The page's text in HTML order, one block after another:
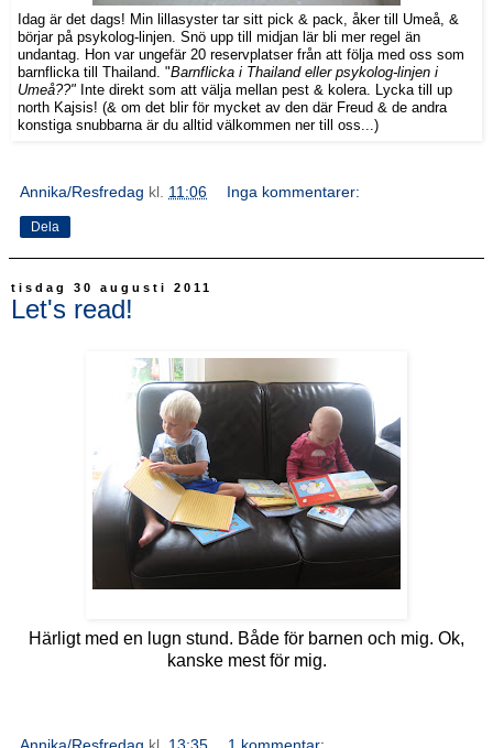
Idag är det dags! Min lillasyster tar sitt pick & pack, åker till Umeå , &
börjar på psykolog-linjen. Snö upp till midjan lär bli mer regel än
undantag. Hon var ungefär 20 reservplatser från att följa med oss som
barnflicka till Thailand. "Barnflicka i Thailand eller psykolog-linjen i
Umeå??" Inte direkt som att välja mellan pest & kolera. Lycka till up
north Kajsis! (& om det blir för mycket av den där Freud & de andra
konstiga snubbarna är du alltid välkommen ner till oss...)
Annika/Resfredag kl. 11:06 Inga kommentarer:
Dela
tisdag 30 augusti 2011
Let's read!
Härligt med en lugn stund. Både för barnen och mig. Ok,
kanske mest för mig.
Annika/Resfredag kl. 13:35 1 kommentar: